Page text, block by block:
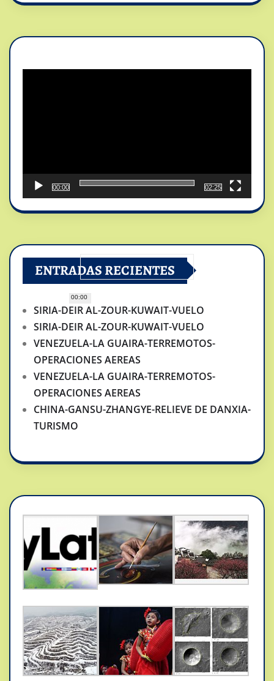
00:00
00:00
02:25
ENTRADAS RECIENTES
SIRIA-DEIR AL-ZOUR-KUWAIT-VUELO
SIRIA-DEIR AL-ZOUR-KUWAIT-VUELO
VENEZUELA-LA GUAIRA-TERREMOTOS-
OPERACIONES AEREAS
VENEZUELA-LA GUAIRA-TERREMOTOS-
OPERACIONES AEREAS
CHINA-GANSU-ZHANGYE-RELIEVE DE DANXIA-
TURISMO